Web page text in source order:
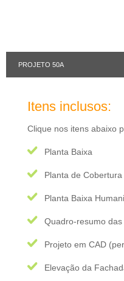
PROJETO 50A
Itens inclusos:
Clique nos itens abaixo
Planta Baixa
Planta de Cobertura
Planta Baixa
Quadro-resumo
Projeto em CAD
Elevação da